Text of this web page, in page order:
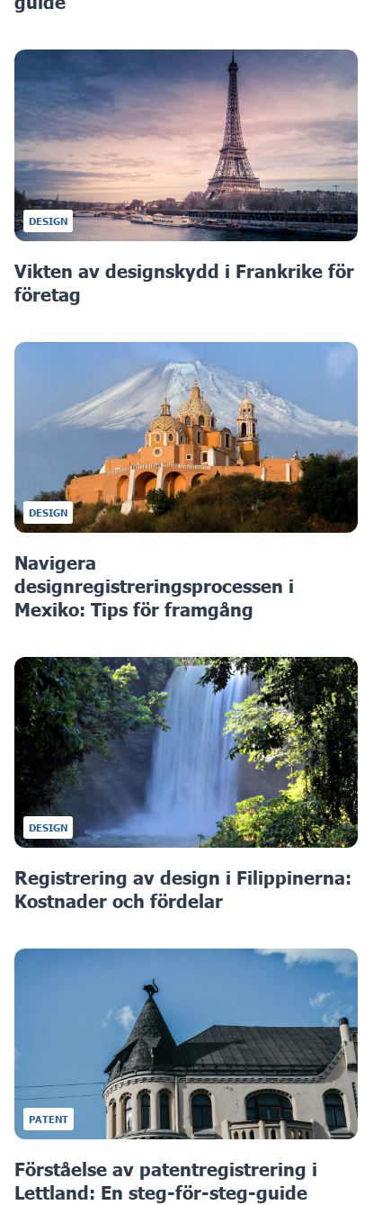
DESIGN
Vikten av designskydd i Frankrike för
företag
DESIGN
Navigera
designregistreringsprocessen i
Mexiko: Tips för framgång
DESIGN
Registrering av design i Filippinerna:
Kostnader och fördelar
PATENT
Förståelse av patentregistrering i
Lettland: En steg-för-steg-guide